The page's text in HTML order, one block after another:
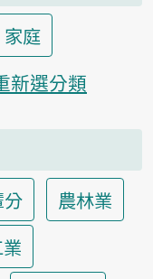
庭
新選分類
農林業